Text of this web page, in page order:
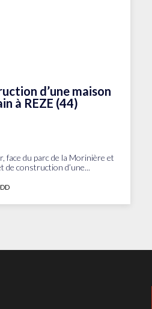
d’une maison
à REZE (44)
face du parc de la Morinière et
de construction d’une...